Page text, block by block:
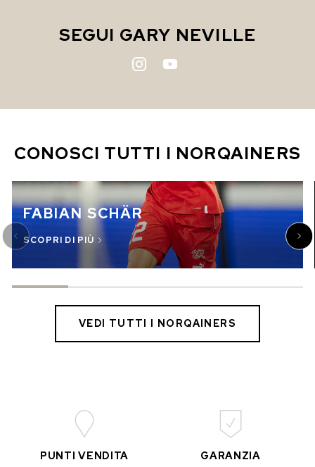
SEGUI GARY NEVILLE
CONOSCI TUTTI I NORQAINERS
FABIAN SCHÄR
SCOPRI DI PIÙ
VEDI TUTTI I NORQAINERS
PUNTI VENDITA
GARANZIA